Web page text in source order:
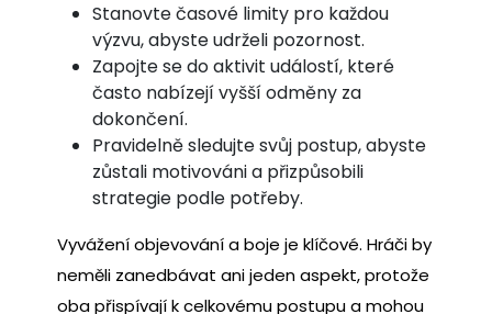
Stanovte časové limity pro každou
výzvu, abyste udrželi pozornost.
Zapojte se do aktivit událostí, které
často nabízejí vyšší odměny za
dokončení.
Pravidelně sledujte svůj postup, abyste
zůstali motivováni a přizpůsobili
strategie podle potřeby.
Vyvážení objevování a boje je klíčové. Hráči by
neměli zanedbávat ani jeden aspekt, protože
oba přispívají k celkovému postupu a mohou